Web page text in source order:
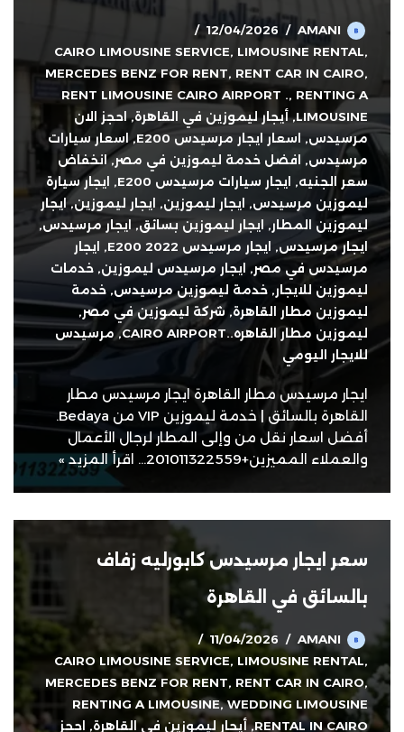
AMANI
12/04/2026
CAIRO LIMOUSINE SERVICE, LIMOUSINE RENTAL,
MERCEDES BENZ FOR RENT, RENT CAR IN CAIRO,
RENT LIMOUSINE CAIRO AIRPORT ., RENTING A
LIMOUSINE
,أيجار ليموزين في القاهرة,احجز الان
مرسيدس, اسعار ايجار مرسيدس E200 ,اسعار سيارات
مرسيدس, افضل خدمة ليموزين في مصر,انخفاض
سعر الجنيه, ايجار سيارات مرسيدس E200 ,
ايجار سيارة
ليموزين مرسيدس, ايجار ليموزين, ايجار ليموزين,ايجار
ليموزين المطار, ايجار ليموزين بسائق, ايجار مرسيدس,
ايجار مرسيدس, ايجار مرسيدس E200 2022 ,
ايجار
مرسيدس في مصر, ايجار مرسيدس ليموزين, خدمات
ليموزين للايجار, خدمة ليموزين مرسيدس, خدمة
ليموزين مطار القاهرة, شركة ليموزين في مصر,
ليموزين مطار القاهره..CAIRO AIRPORT
,مرسيدس
للايجار اليومي
ايجار مرسيدس مطار القاهرة ايجار مرسيدس مطار
القاهرة بالسائق | خدمة ليموزين VIP من Bedaya.
أفضل اسعار نقل من وإلى المطار لرجال الأعمال
والعملاء المميزين+201011322559…
اقرأ المزيد »
سعر ايجار مرسيدس كابورليه زفاف
بالسائق في القاهرة
AMANI
11/04/2026
CAIRO LIMOUSINE SERVICE, LIMOUSINE RENTAL,
MERCEDES BENZ FOR RENT, RENT CAR IN CAIRO,
RENTING A LIMOUSINE,WEDDING LIMOUSINE
RENTAL IN CAIRO
,أيجار ليموزين في القاهرة, احجز